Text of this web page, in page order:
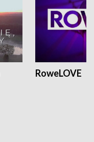
RoweLOVE